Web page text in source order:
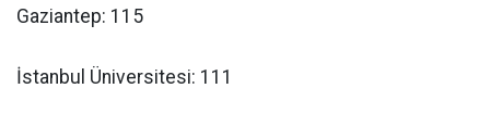
Gaziantep: 115
İstanbul Üniversitesi: 111